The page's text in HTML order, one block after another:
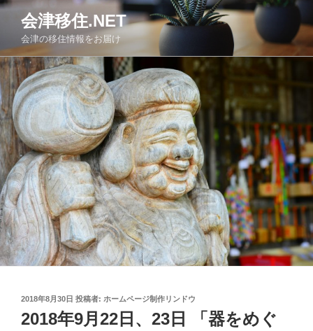
コ
ン
ツ
へ
ス
キ
ッ
プ
会津移住.NET
会津の移住情報をお届け
投
日:
2018年8月30日 投稿者: ホームページ制作リンドウ
2018年9月22日、23日 「器をめぐ